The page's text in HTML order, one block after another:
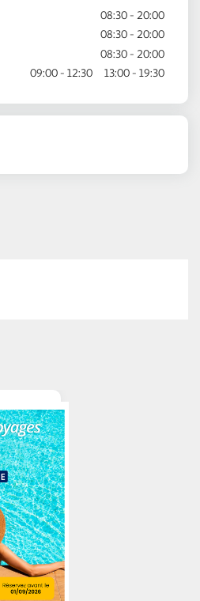
08:30 - 20:00
08:30 - 20:00
08:30 - 20:00
09:00 - 12:30 13:00 - 19:30